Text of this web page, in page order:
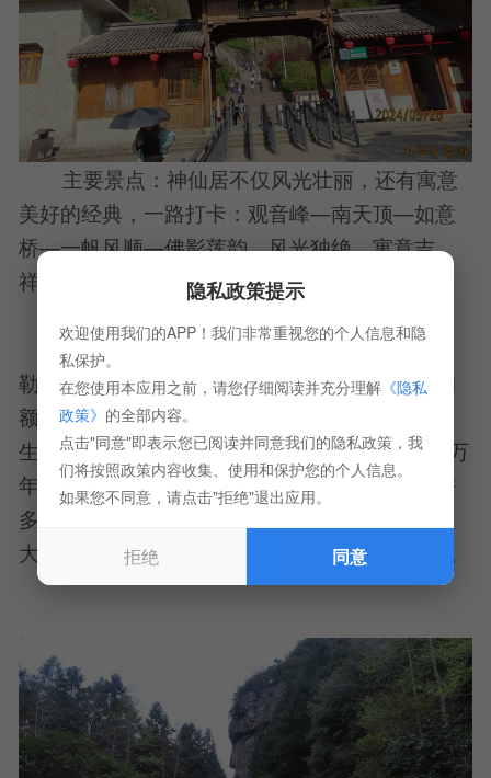
主要景点：神仙居不仅风光壮丽，还有寓意
美好的经典，一路打卡：观音峰—南天顶—如意
桥—一帆风顺—佛影莲韵，风光独绝，寓意吉
祥。
将军岩：是一块岩石，粗犷的线条简笔勾
勒，速写出一个刚毅的将军头像。瞧，那宽阔的
额头、挺直的鼻梁、微微上扬的嘴唇，栩栩如
生，正深情凝视对面的“睡美人”。这一望，千年万
年，沉默的背影和骨缝长满草木，时间悠远，许
多物事渐趋模糊虚幻，但也有些东西历久弥新，
大象无形，大音希声，大爱不言。“将军恋美人”。
隐私政策提示
欢迎使用我们的APP！我们非常重视您的个人信息和隐
私保护。
在您使用本应用之前，请您仔细阅读并充分理解《隐私
政策》 的全部内容。
点击"同意"即表示您已阅读并同意我们的隐私政策，我
们将按照政策内容收集、使用和保护您的个人信息。
如果您不同意，请点击"拒绝"退出应用。
拒绝 同意